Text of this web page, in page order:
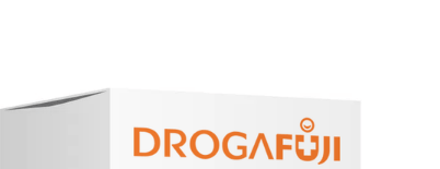
6º
shampoo
dipirona